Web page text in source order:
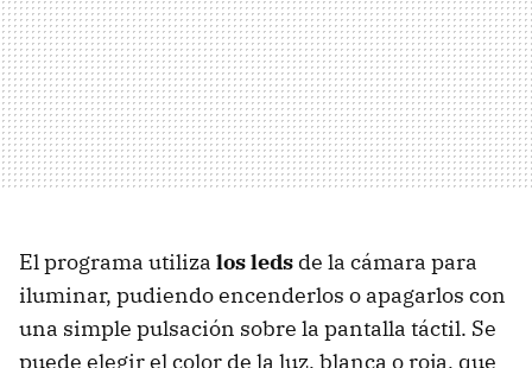
El programa utiliza los leds de la cámara para
iluminar, pudiendo encenderlos o apagarlos con
una simple pulsación sobre la pantalla táctil. Se
puede elegir el color de la luz, blanca o roja, que